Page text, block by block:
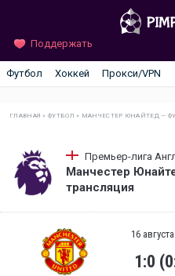
Поддержать
Футбол Хоккей Прокси/VPN
ГЛАВНАЯ »ФУТБОЛ » МАНЧЕСТЕР ЮНАЙТЕД —
Премьер-лига
Манчестер
трансляция
16
1:0